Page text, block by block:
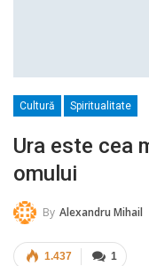
Cultură Spiritualitate
Ura este cea
omului
By Alexandru Mihail
1
1.437